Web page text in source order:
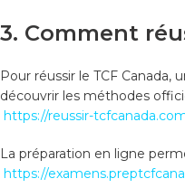
3. Comment
Pour réussir le TCF
découvrir les méthodes
https://reussir-
La préparation en ligne
https://